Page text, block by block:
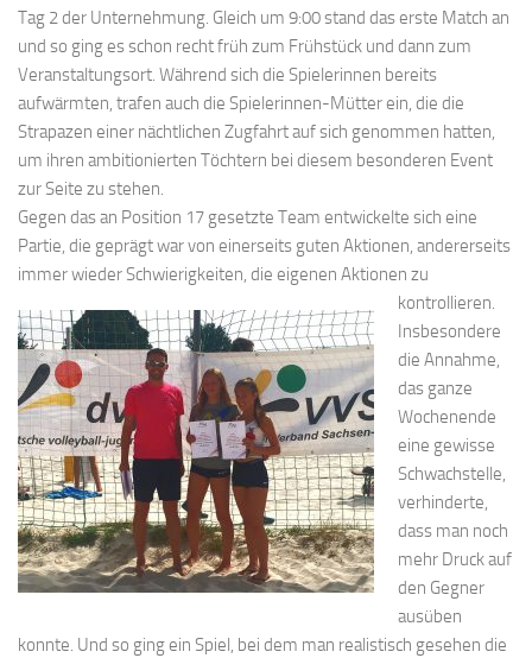
Tag 2 der Unternehmung. Gleich um 9:00 stand das erste Match an
und so ging es schon recht früh zum Frühstück und dann zum
Veranstaltungsort. Während sich die Spielerinnen bereits
aufwärmten, trafen auch die Spielerinnen-Mütter ein, die die
Strapazen einer nächtlichen Zugfahrt auf sich genommen hatten,
um ihren ambitionierten Töchtern bei diesem besonderen Event
zur Seite zu stehen.
Gegen das an Position 17 gesetzte Team entwickelte sich eine
Partie, die geprägt war von einerseits guten Aktionen, andererseits
immer wieder Schwierigkeiten, die eigenen Aktionen zu
kontrollieren.
Insbesondere
die Annahme,
das ganze
Wochenende
eine gewisse
Schwachstelle,
verhinderte,
dass man noch
mehr Druck auf
den Gegner
ausüben
konnte. Und so ging ein Spiel, bei dem man realistisch gesehen die